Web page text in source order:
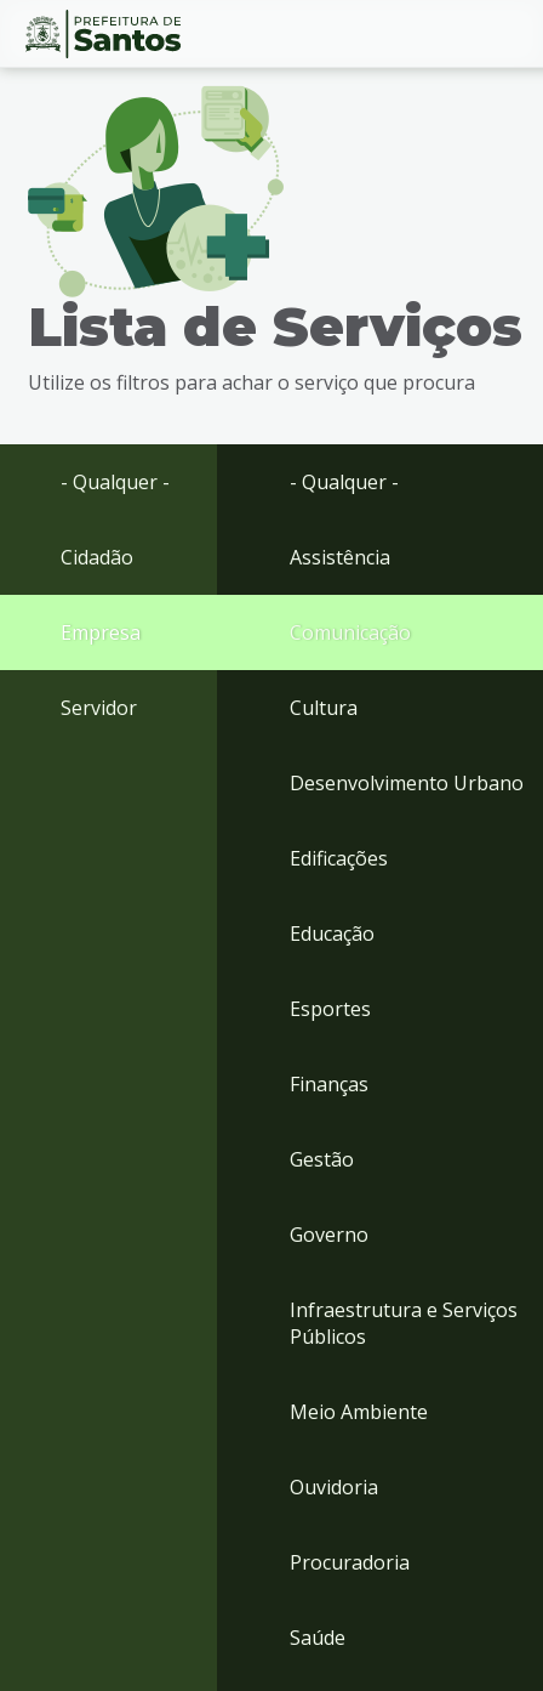
Ir
busca
Ir
Conteúdo
Lista de Serviços
Utilize os filtros para achar o serviço que procura
- Qualquer -
Cidadão
Empresa
Servidor
- Qualquer -
Assistência
Comunicação
Cultura
Desenvolvimento Urbano
Edificações
Educação
Esportes
Finanças
Gestão
Governo
Infraestrutura e Serviços
Públicos
Meio Ambiente
Ouvidoria
Procuradoria
Saúde